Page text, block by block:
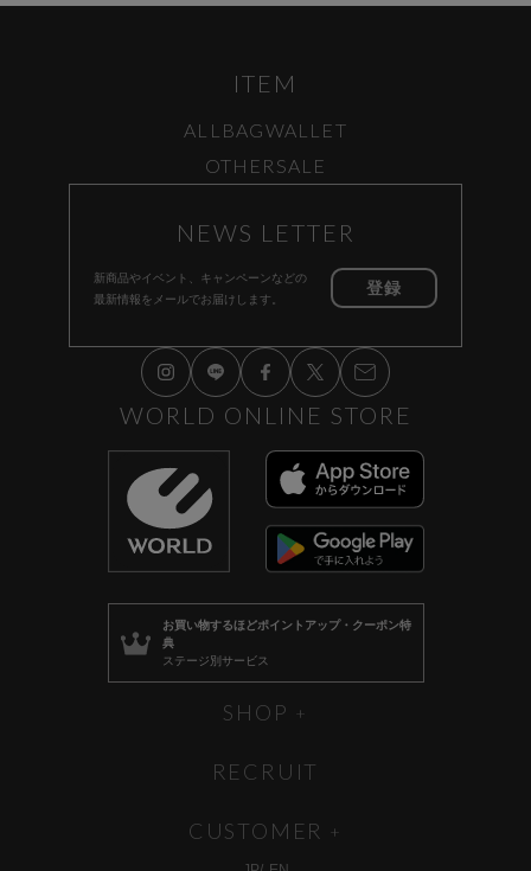
ITEM
ALL BAGWALLET
OTHER SALE
NEWS LETTER
新商品やイベント、キャンペーンなどの
最新情報をメールでお届けします。
登録
WORLD ONLINE STORE
お買い物するほどポイントアップ・クーポン特
典
ステージ別サービス
SHOP
RECRUIT
CUSTOMER